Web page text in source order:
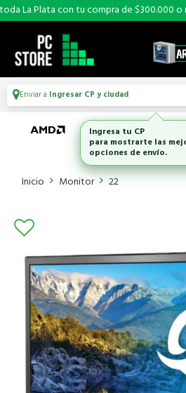
La Plata con tu compra de $300.000 o
Enviar a Ingresar CP y ciudad
Inicio Monitor 22
Ingresa tu CP
para mostrarte las
opciones de envío.